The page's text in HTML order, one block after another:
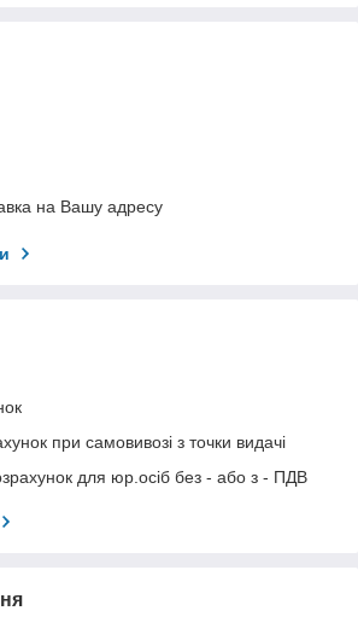
на Вашу адресу
при самовивозі з точки видачі
для юр.осіб без - або з - ПДВ